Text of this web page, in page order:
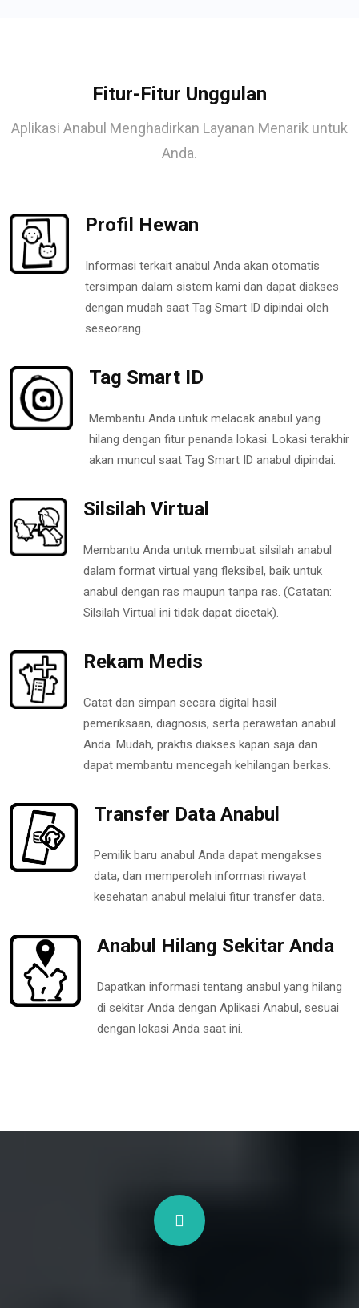
Fitur-Fitur Unggulan
Aplikasi Anabul Menghadirkan Layanan Menarik untuk
Anda.
Profil Hewan
Informasi terkait anabul Anda akan otomatis
tersimpan dalam sistem kami dan dapat diakses
dengan mudah saat Tag Smart ID dipindai oleh
seseorang.
Tag Smart ID
Membantu Anda untuk melacak anabul yang
hilang dengan fitur penanda lokasi. Lokasi terakhir
akan muncul saat Tag Smart ID anabul dipindai.
Silsilah Virtual
Membantu Anda untuk membuat silsilah anabul
dalam format virtual yang fleksibel, baik untuk
anabul dengan ras maupun tanpa ras. (Catatan:
Silsilah Virtual ini tidak dapat dicetak).
Rekam Medis
Catat dan simpan secara digital hasil
pemeriksaan, diagnosis, serta perawatan anabul
Anda. Mudah, praktis diakses kapan saja dan
dapat membantu mencegah kehilangan berkas.
Transfer Data Anabul
Pemilik baru anabul Anda dapat mengakses
data, dan memperoleh informasi riwayat
kesehatan anabul melalui fitur transfer data.
Anabul Hilang Sekitar Anda
Dapatkan informasi tentang anabul yang hilang
di sekitar Anda dengan Aplikasi Anabul, sesuai
dengan lokasi Anda saat ini.